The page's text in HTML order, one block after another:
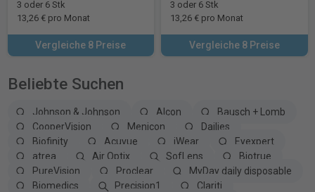
3 oder 6 Stk
13,26 € pro Monat
Vergleiche 8 Preise
3 oder 6 Stk
13,26 € pro Monat
Vergleiche 8 Preise
Beliebte Suchen
Johnson & Johnson Alcon
Bausch + Lomb
CooperVision
Menicon
Dailies
Biofinity
Acuvue iWear
Eyexpert
atrea
Air Optix SofLens
Biotrue
PureVision
Proclear
MyDay daily disposable
Biomedics
Precision1
Clariti